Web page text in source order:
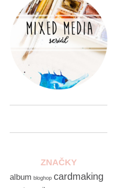
ZNAČKY
album bloghop cardmaking